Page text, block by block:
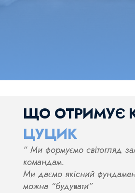
ЩО ОТРИМУЄ
ЦУЦИК
” Ми формуємо світогляд
командам.
Ми даємо якісний
можна “будувати”